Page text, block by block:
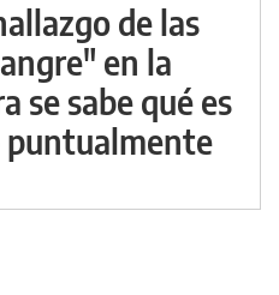
de las
en la
se sabe qué es
puntualmente